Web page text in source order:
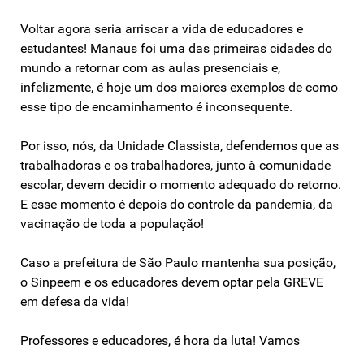
Voltar agora seria arriscar a vida de educadores e
estudantes! Manaus foi uma das primeiras cidades do
mundo a retornar com as aulas presenciais e,
infelizmente, é hoje um dos maiores exemplos de como
esse tipo de encaminhamento é inconsequente.
Por isso, nós, da Unidade Classista, defendemos que as
trabalhadoras e os trabalhadores, junto à comunidade
escolar, devem decidir o momento adequado do retorno.
E esse momento é depois do controle da pandemia, da
vacinação de toda a população!
Caso a prefeitura de São Paulo mantenha sua posição,
o Sinpeem e os educadores devem optar pela GREVE
em defesa da vida!
Professores e educadores, é hora da luta! Vamos